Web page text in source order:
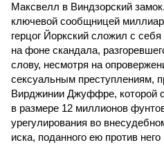
Максвелл в Виндзорский
ключевой сообщницей
герцог Йоркский сложил с
на фоне скандала,
слову, несмотря на
сексуальным преступлениям,
Вирджинии Джуффре, которой
в размере 12 миллионов
урегулирования во
иска, поданного ею против